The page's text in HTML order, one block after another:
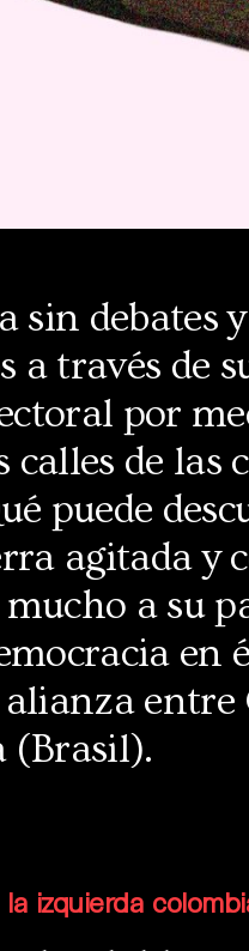
sin debates
a través de
por
calles de las
puede
agitada y
a su
en
entre
(Brasil).
izquierda